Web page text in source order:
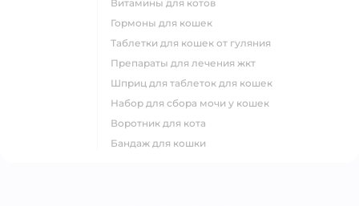
витамины для котов
гормоны для кошек
таблетки для кошек от гуляния
препараты для лечения жкт
шприц для таблеток для кошек
набор для сбора мочи у кошек
воротник для кота
бандаж для кошки